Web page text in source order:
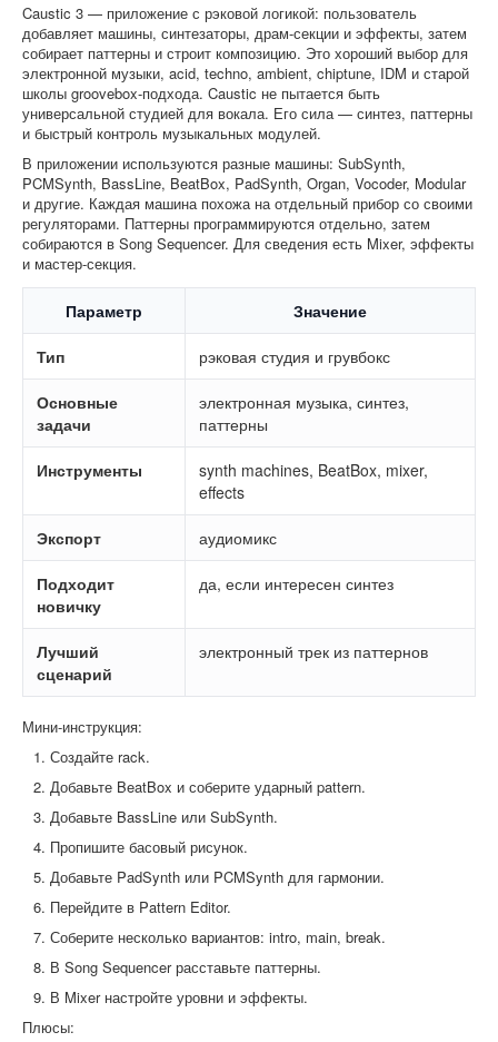
Caustic 3 — приложение с рэковой логикой: пользователь
добавляет машины, синтезаторы, драм-секции и эффекты, затем
собирает паттерны и строит композицию. Это хороший выбор для
электронной музыки, acid, techno, ambient, chiptune, IDM и старой
школы groovebox-подхода. Caustic не пытается быть
универсальной студией для вокала. Его сила — синтез, паттерны
и быстрый контроль музыкальных модулей.
В приложении используются разные машины: SubSynth,
PCMSynth, BassLine, BeatBox, PadSynth, Organ, Vocoder, Modular
и другие. Каждая машина похожа на отдельный прибор со своими
регуляторами. Паттерны программируются отдельно, затем
собираются в Song Sequencer. Для сведения есть Mixer, эффекты
и мастер-секция.
Параметр Значение
Тип рэковая студия и грувбокс
Основные
задачи
электронная музыка, синтез,
паттерны
Инструменты
synth machines, BeatBox, mixer,
effects
Экспорт аудиомикс
Подходит
новичку
да, если интересен синтез
Лучший
сценарий
электронный трек из паттернов
Мини-инструкция:
Создайте rack.
Добавьте BeatBox и соберите ударный pattern.
Добавьте BassLine или SubSynth.
Пропишите басовый рисунок.
Добавьте PadSynth или PCMSynth для гармонии.
Перейдите в Pattern Editor.
Соберите несколько вариантов: intro, main, break.
В Song Sequencer расставьте паттерны.
В Mixer настройте уровни и эффекты.
Плюсы: